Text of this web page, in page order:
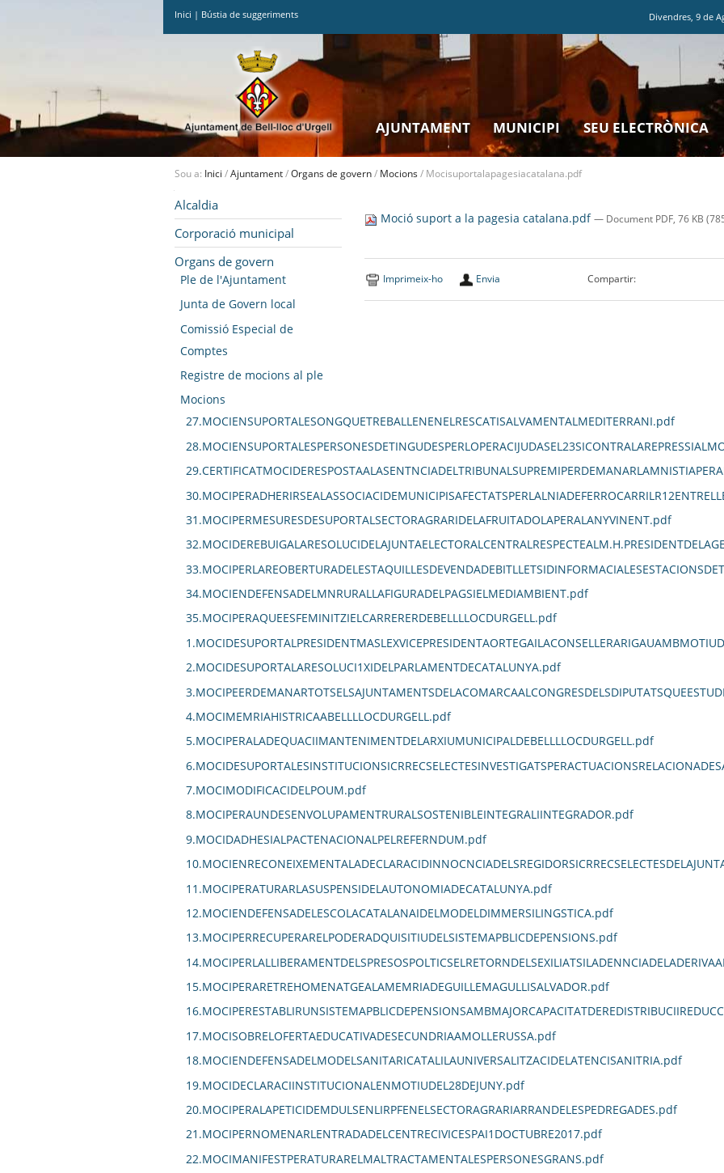
Inici | Bústia de suggeriments Divendres,9 de
AJUNTAMENT MUNICIPI SEU ELECTRÒNICA
Sou a: Inici /Ajuntament/Organs de govern/ Mocions/ Mocisuportalapagesiacatalana.pdf
Alcaldia
Corporació municipal
Organs de govern
Ple de l'Ajuntament
Junta de Govern local
Comissió Especial de
Comptes
Registre de mocions al ple
Mocions
27.MOCIENSUPORTALESONGQUETREBALLENENELRESCATISALVAMENTALMEDITERRANI.pdf
31.MOCIPERMESURESDESUPORTALSECTORAGRARIDELAFRUITADOLAPERALANYVINENT.pdf
34.MOCIENDEFENSADELMNRURALLAFIGURADELPAGSIELMEDIAMBIENT.pdf
35.MOCIPERAQUEESFEMINITZIELCARRERERDEBELLLLOCDURGELL.pdf
2.MOCIDESUPORTALARESOLUCI1XIDELPARLAMENTDECATALUNYA.pdf
4.MOCIMEMRIAHISTRICAABELLLLOCDURGELL.pdf
5.MOCIPERALADEQUACIIMANTENIMENTDELARXIUMUNICIPALDEBELLLLOCDURGELL.pdf
7.MOCIMODIFICACIDELPOUM.pdf
8.MOCIPERAUNDESENVOLUPAMENTRURALSOSTENIBLEINTEGRALIINTEGRADOR.pdf
9.MOCIDADHESIALPACTENACIONALPELREFERNDUM.pdf
11.MOCIPERATURARLASUSPENSIDELAUTONOMIADECATALUNYA.pdf
12.MOCIENDEFENSADELESCOLACATALANAIDELMODELDIMMERSILINGSTICA.pdf
13.MOCIPERRECUPERARELPODERADQUISITIUDELSISTEMAPBLICDEPENSIONS.pdf
15.MOCIPERARETREHOMENATGEALAMEMRIADEGUILLEMAGULLISALVADOR.pdf
17.MOCISOBRELOFERTAEDUCATIVADESECUNDRIAAMOLLERUSSA.pdf
18.MOCIENDEFENSADELMODELSANITARICATALILAUNIVERSALITZACIDELATENCISANITRIA.pdf
19.MOCIDECLARACIINSTITUCIONALENMOTIUDEL28DEJUNY.pdf
20.MOCIPERALAPETICIDEMDULSENLIRPFENELSECTORAGRARIARRANDELESPEDREGADES.pdf
21.MOCIPERNOMENARLENTRADADELCENTRECIVICESPAI1DOCTUBRE2017.pdf
22.MOCIMANIFESTPERATURARELMALTRACTAMENTALESPERSONESGRANS.pdf
Moció suport a la pagesia catalana.pdf— Document PDF, 76 KB
Imprimeix-ho Envia Compartir: